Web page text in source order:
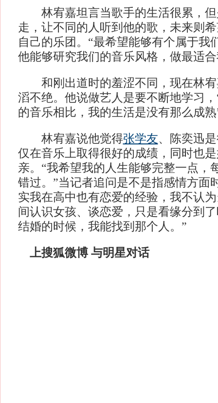
林宥嘉坦言当歌手的生活很累，但
走，让不同的人听到他的歌，未来则
自己的乐团。“最希望能够有个属于我
他能够研究我们的音乐风格，做最适
和刚出道时的羞涩不同，现在林宥
滔不绝。他说做艺人是要不断地学习
的音乐相比，我的生活是没有那么成熟
林宥嘉说他觉得张学友、陈奕迅
仅在音乐上取得很好的成绩，同时也
亲。“我希望我的人生能够完整一点，
错过。”当记者追问是不是指感情方面
实我在高中也有恋爱的经验，我不认
间认识女孩、谈恋爱，只是看缘分到
结婚的时候，我能找到那个人。”
上搜狐微博 与明星对话